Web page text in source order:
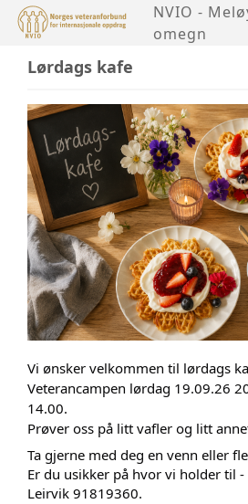
NVIO -
omegn
Lørdags kafe
Vi ønsker velkommen til lørdags
Veterancampen lørdag 19.09.26
14.00.
Prøver oss på litt vafler og litt
Ta gjerne med deg en venn eller
Er du usikker på hvor vi holder til
Leirvik 91819360.